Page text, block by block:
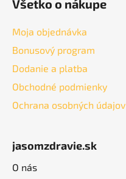
Všetko o nákupe
Moja objednávka
Bonusový program
Dodanie a platba
Obchodné podmienky
Ochrana osobných údajov
jasomzdravie.sk
O nás